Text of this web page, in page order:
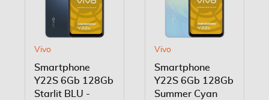
Vivo
Smartphone
Y22S 6Gb 128Gb
Starlit BLU -
Vivo
Smartphone
Y22S 6Gb 128Gb
Summer Cyan